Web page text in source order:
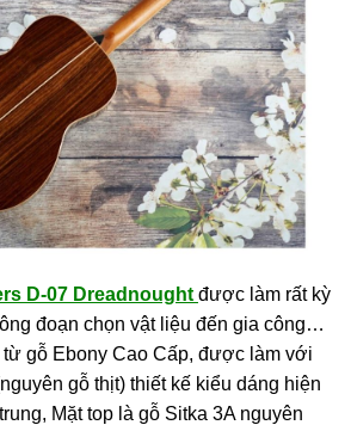
D-07 Dreadnought được làm rất kỳ
đoạn chọn vật liệu đến gia công…
gỗ Ebony Cao Cấp, được làm với
gỗ thịt) thiết kế kiểu dáng hiện
Mặt top là gỗ Sitka 3A nguyên